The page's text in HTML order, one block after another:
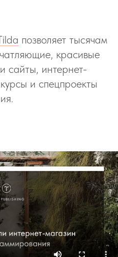
позволяет тысячам
красивые
сайты, интернет-
и спецпроекты